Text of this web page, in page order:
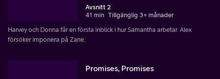
Avsnitt 2
41 min Tillgänglig 3+ månader
Harvey och Donna får en första inblick i hur Samantha arbetar. Alex
försöker imponera på Zane.
Promises, Promises